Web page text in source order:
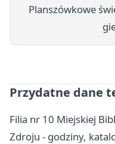
Planszówkowe
Przydatne dane
Filia nr 10 Miejskiej
Zdroju - godziny,